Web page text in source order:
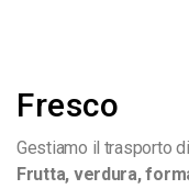
Fresco
Gestiamo il trasporto
Frutta, verdura,